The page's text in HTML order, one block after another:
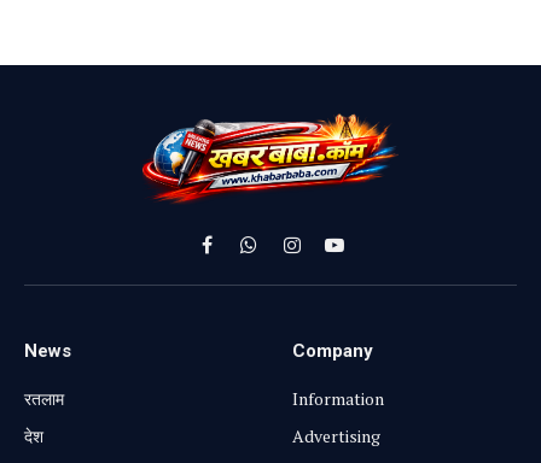
FacebookWhatsApp
InstagramYouTube
News
रतलाम
⁠देश
Company
Information
Advertising